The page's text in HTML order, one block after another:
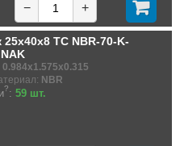
− +
TC NBR-70-K-
0.984x1.575x0.315
NBR
?: 59 шт.